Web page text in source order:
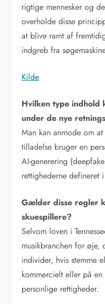
rigtige mennesker og
overholde disse
at blive ramt af
indgreb fra
Kilde
Hvilken type
under de nye
Man kan anmode om
tilladelse bruger en
AI-generering
rettighederne defineret
Gælder disse regler
skuespillere?
Selvom loven i
musikbranchen for
individer, hvis stemme
kommercielt eller på
personlige rettigheder.